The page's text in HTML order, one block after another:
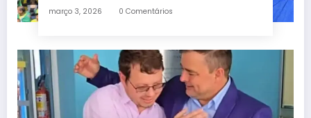
março 3, 2026 0 Comentários